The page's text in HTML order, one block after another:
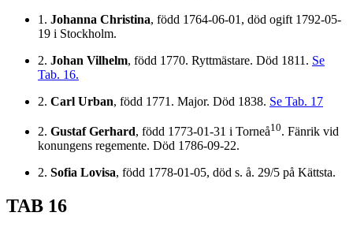
1. Johanna Christina, född 1764-06-01, död ogift 1792-05-
19 i Stockholm.
2. Johan Vilhelm, född 1770. Ryttmästare. Död 1811. Se
Tab. 16.
2. Carl Urban, född 1771. Major. Död 1838. Se Tab. 17
2. Gustaf Gerhard, född 1773-01-31 i Torneå10. Fänrik vid
konungens regemente. Död 1786-09-22.
2. Sofia Lovisa, född 1778-01-05, död s. å. 29/5 på Kättsta.
TAB 16